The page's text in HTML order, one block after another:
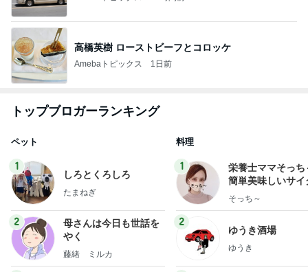
高橋英樹 ローストビーフとコロッケ
Amebaトピックス 1日前
トップブロガーランキング
ペット
1
しろとくろしろ
たまねぎ
2
母さんは今日も世話を
やく
藤緒 ミルカ
料理
1
栄養士ママそっち
簡単美味しいサイ
献立
そっち～
2
ゆうき酒場
ゆうき